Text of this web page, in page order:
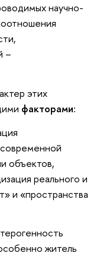
научно-
–
этих
факторами:
объектов,
реального и
и «пространства
житель